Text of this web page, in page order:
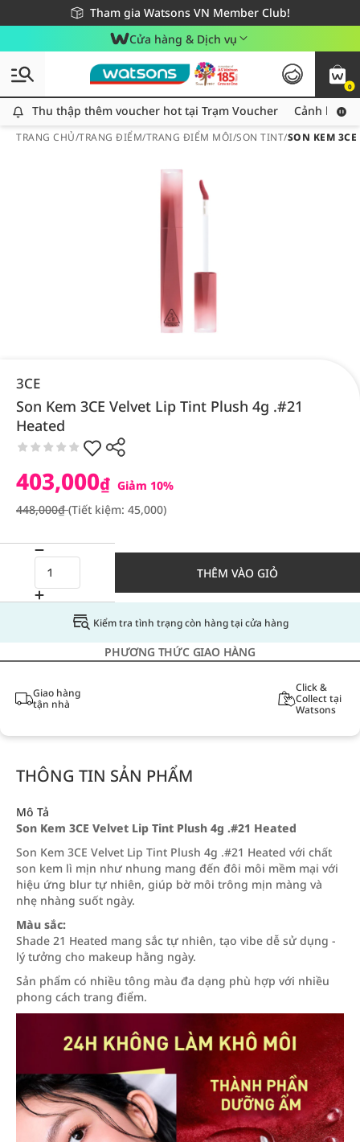
Tham gia Watsons VN Member Club!
Miễn phí giao hàng cho đơn hàng từ 249,000Đ
Giao hàng nhanh 24h - Áp dụng khu vực TP. Hồ Chí Minh
Cửa hàng & Dịch vụ
0
Thu thập thêm voucher hot tại Trạm Voucher
Thu thập thêm voucher hot tại Trạm Voucher Cảnh báo
TRANG CHỦ/TRANG ĐIỂM/TRANG ĐIỂM MÔI/SON TINT/SON KEM
3CE
Son Kem 3CE Velvet Lip Tint Plush 4g .#21
Heated
403,000₫ Giảm 10%
448,000₫(Tiết kiệm: 45,000)
THÊM VÀO GIỎ
Kiểm tra tình trạng còn hàng tại cửa hàng
PHƯƠNG THỨC GIAO HÀNG
Giao hàng
tận nhà
Click &
Collect tại
Watsons
THÔNG TIN SẢN PHẨM
Mô Tả
Son Kem 3CE Velvet Lip Tint Plush 4g .#21 Heated
Son Kem 3CE Velvet Lip Tint Plush 4g .#21 Heated với chất
son kem lì mịn như nhung mang đến đôi môi mềm mại với
hiệu ứng blur tự nhiên, giúp bờ môi trông mịn màng và
nhẹ nhàng suốt ngày.
Màu sắc:
Shade 21 Heated mang sắc tự nhiên, tạo vibe dễ sử dụng -
lý tưởng cho makeup hằng ngày.
Sản phẩm có nhiều tông màu đa dạng phù hợp với nhiều
phong cách trang điểm.